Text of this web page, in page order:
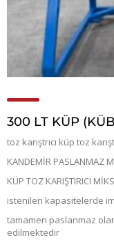
300 LT KÜP
toz karıştrıcı küp toz
KANDEMİR PASLANMAZ
KÜP TOZ KARIŞTIRICI
istenilen kapasitelerde
tamamen paslanmaz
edilmektedir